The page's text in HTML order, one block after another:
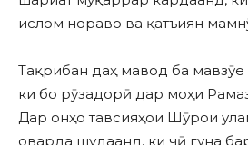
ислом нораво ва қатъиян
Тақрибан даҳ мавод ба
ки бо рӯзадорӣ дар моҳи
Дар онҳо тавсияҳои Шӯрои
оварда шудаанд, ки чӣ гуна